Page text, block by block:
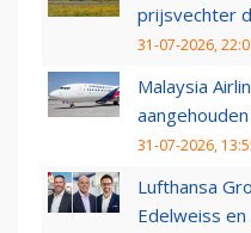
prijsvechter
31-07-2026,
Malaysia
31-07-2026,
Lufthansa
Edelweiss